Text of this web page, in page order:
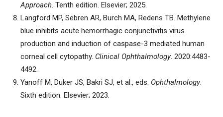
Approach. Tenth edition. Elsevier; 2025.
Langford MP, Sebren AR, Burch MA, Redens TB. Methylene
blue inhibits acute hemorrhagic conjunctivitis virus
production and induction of caspase-3 mediated human
corneal cell cytopathy. Clinical Ophthalmology. 2020:4483-
4492.
Yanoff M, Duker JS, Bakri SJ, et al., eds. Ophthalmology.
Sixth edition. Elsevier; 2023.